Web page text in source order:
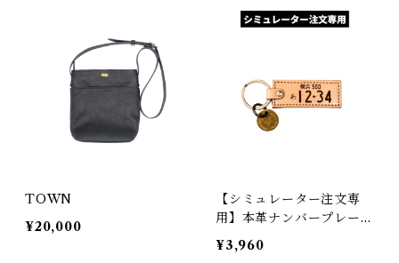
TOWN
¥20,000
【シミュレーター注文専
用】本革ナンバープレート
キーホルダー
¥3,960